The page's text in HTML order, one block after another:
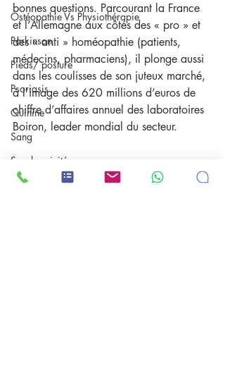
Ostéopathie Vs Physiothérapie
Parkinson
Pieds/ posture
Psoriasis
Quinine
Sang
Synchronicité
Télémark
bonnes questions. Parcourant la France
et l’Allemagne aux côtés des « pro » et
des « anti » homéopathie (patients,
médecins, pharmaciens), il plonge aussi
dans les coulisses de son juteux marché,
à l’image des 620 millions d’euros de
chiffre d’affaires annuel des laboratoires
Boiron, leader mondial du secteur.